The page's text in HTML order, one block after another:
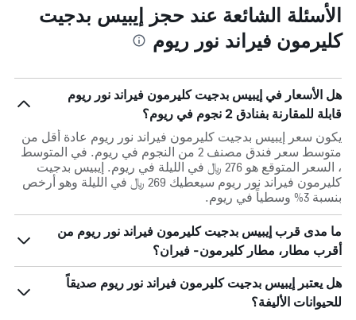
الأسئلة الشائعة عند حجز إيبيس بدجيت
كليرمون فيراند نور ريوم
هل الأسعار في إيبيس بدجيت كليرمون فيراند نور ريوم
قابلة للمقارنة بفنادق 2 نجوم في ريوم؟
يكون سعر إيبيس بدجيت كليرمون فيراند نور ريوم عادة أقل من
متوسط ​​سعر فندق مصنف 2 من النجوم في ريوم. في المتوسط
، السعر المتوقع هو 276 ﷼ في الليلة في ريوم. إيبيس بدجيت
كليرمون فيراند نور ريوم سيعطيك 269 ﷼ في الليلة وهو أرخص
بنسبة 3% وسطياً في ريوم.
ما مدى قرب إيبيس بدجيت كليرمون فيراند نور ريوم من
أقرب مطار، مطار كليرمون- فيران؟
هل يعتبر إيبيس بدجيت كليرمون فيراند نور ريوم صديقاً
للحيوانات الأليفة؟